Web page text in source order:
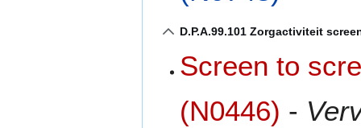
D.P.A.99.101 Zorgactiviteit
Screen to
(N0446) -